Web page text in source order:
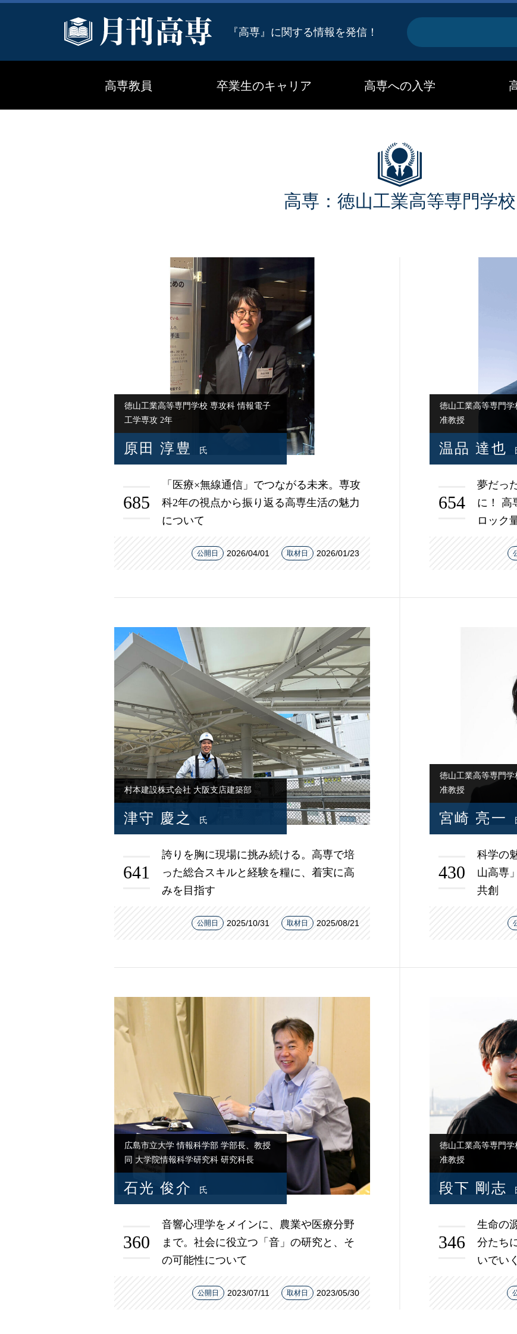
『高専』に関する情報を発信！
キ
ー
ー
ド
高専教員 卒業生のキャリア 高専への入学
高専：徳山工業高等専門学校
685
「医療×無線通信」でつながる未来。専攻
科2年の視点から振り返る高専生活の魅力
について
公開日 2026/04/01 取材日 2026/01/23
原田 淳豊 氏
徳山工業高等専門学校 専攻科 情報電子
工学専攻 2年
654
夢だっ
に！ 高
ロック
温品 達也
徳山工業高等専門
准教授
641
誇りを胸に現場に挑み続ける。高専で培
った総合スキルと経験を糧に、着実に高
みを目指す
公開日 2025/10/31 取材日 2025/08/21
津守 慶之 氏
村本建設株式会社 大阪支店建築部
430
科学の
山高専
共創
宮崎 亮一
徳山工業高等専門
准教授
360
音響心理学をメインに、農業や医療分野
まで。社会に役立つ「音」の研究と、そ
の可能性について
公開日 2023/07/11 取材日 2023/05/30
石光 俊介 氏
広島市立大学 情報科学部 学部長、教授
同 大学院情報科学研究科 研究科長
346
生命の
分たち
いでいく
段下 剛志
徳山工業高等専門
准教授